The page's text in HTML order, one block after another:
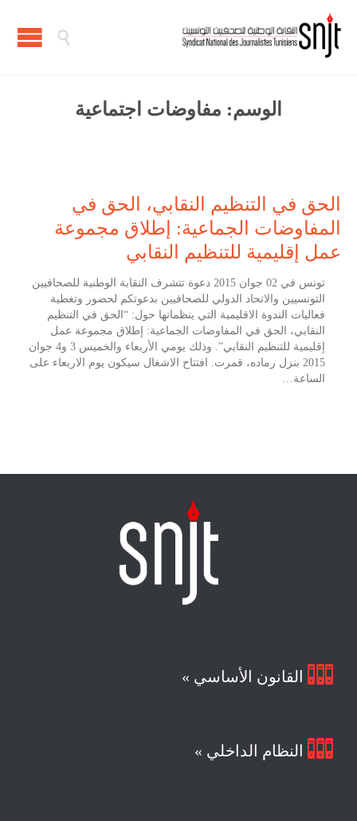

الوسم: مفاوضات اجتماعية
الحق في التنظيم النقابي، الحق في
المفاوضات الجماعية: إطلاق مجموعة
عمل إقليمية للتنظيم النقابي
تونس في 02 جوان 2015 دعوة تتشرف النقابة الوطنية للصحافيين
التونسيين والاتحاد الدولي للصحافيين بدعوتكم لحضور وتغطية
فعاليات الندوة الاقليمية التي ينظمانها حول: “الحق في التنظيم
النقابي، الحق في المفاوضات الجماعية: إطلاق مجموعة عمل
إقليمية للتنظيم النقابي”. وذلك يومي الأربعاء والخميس 3 و4 جوان
2015 بنزل رماده، قمرت. افتتاح الاشغال سيكون يوم الاربعاء على
الساعة…
 القانون الأساسي »
 النظام الداخلي »